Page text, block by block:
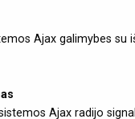
Ajax galimybes
Ajax radijo